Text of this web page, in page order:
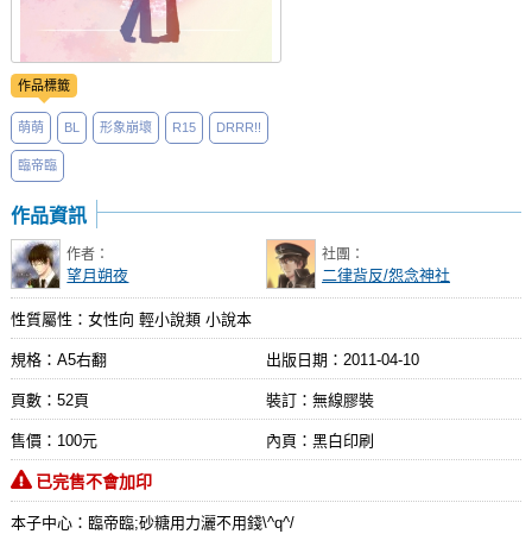
作品標籤
萌萌 BL 形象崩壞 R15 DRRR!!
臨帝臨
作品資訊
作者：
望月朔夜
社團：
二律背反/怨念神社
性質屬性：女性向 輕小說類 小說本
規格：A5右翻 出版日期： 2011-04-10
頁數：52頁 裝訂：無線膠裝
售價：100元 內頁：黑白印刷
已完售不會加印
本子中心：臨帝臨;砂糖用力灑不用錢\^q^/